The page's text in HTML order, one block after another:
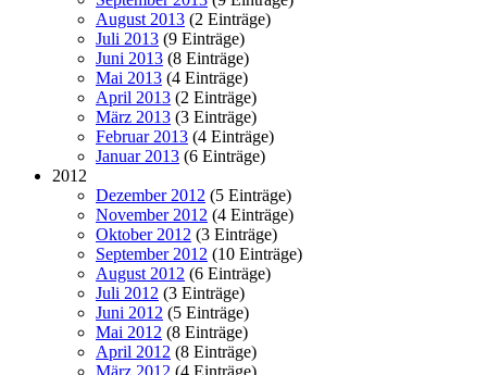
August 2013 (2 Einträge)
Juli 2013 (9 Einträge)
Juni 2013 (8 Einträge)
Mai 2013 (4 Einträge)
April 2013 (2 Einträge)
März 2013 (3 Einträge)
Februar 2013 (4 Einträge)
Januar 2013 (6 Einträge)
2012
Dezember 2012 (5 Einträge)
November 2012 (4 Einträge)
Oktober 2012 (3 Einträge)
September 2012 (10 Einträge)
August 2012 (6 Einträge)
Juli 2012 (3 Einträge)
Juni 2012 (5 Einträge)
Mai 2012 (8 Einträge)
April 2012 (8 Einträge)
März 2012 (4 Einträge)